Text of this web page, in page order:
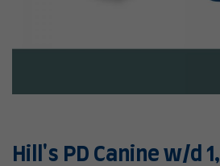
Hill's PD Canine w/d